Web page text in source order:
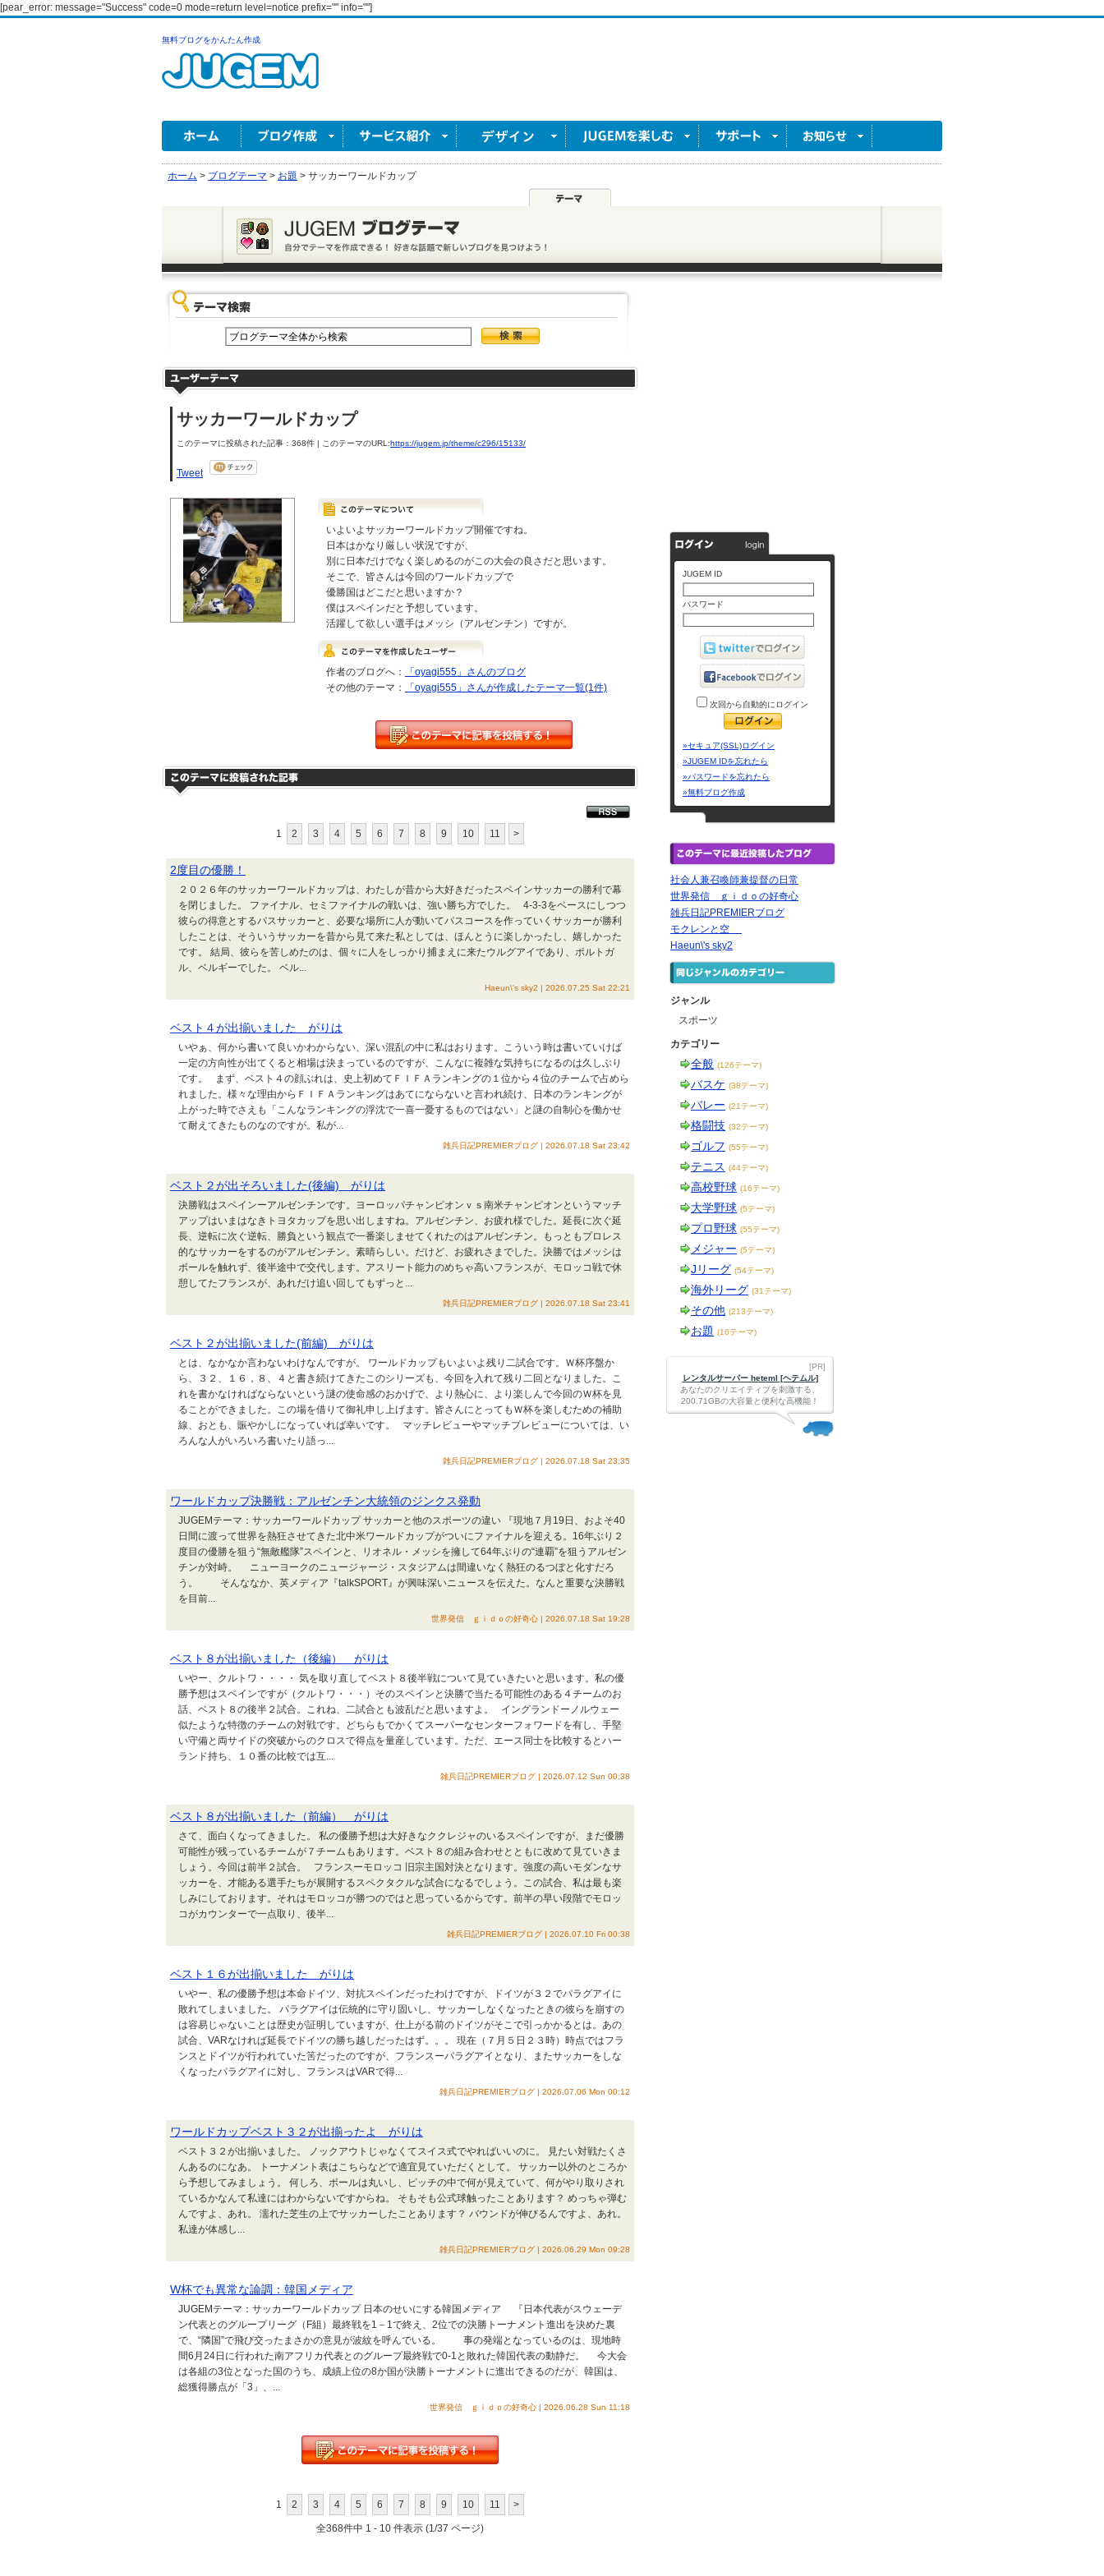
[pear_error: message="Success" code=0 mode=return level=notice prefix="" info=""]
無料ブログをかんたん作成
ホーム > ブログテーマ > お題 > サッカーワールドカップ
サッカーワールドカップ
このテーマに投稿された記事：368件 | このテーマのURL:https://jugem.jp/theme/c296/15133/
Tweet
いよいよサッカーワールドカップ開催ですね。
日本はかなり厳しい状況ですが、
別に日本だけでなく楽しめるのがこの大会の良さだと思います。
そこで、皆さんは今回のワールドカップで
優勝国はどこだと思いますか？
僕はスペインだと予想しています。
活躍して欲しい選手はメッシ（アルゼンチン）ですが。
作者のブログへ：
「oyagi555」さんのブログ
その他のテーマ：
「oyagi555」さんが作成したテーマ一覧(1件)
1 2 3 4 5 6 7 8 9 10 11 >
2度目の優勝！
２０２６年のサッカーワールドカップは、わたしが昔から大好きだったスペインサッカーの勝利で幕
を閉じました。 ファイナル、セミファイナルの戦いは、強い勝ち方でした。 4-3-3をベースにしつつ
彼らの得意とするパスサッカーと、必要な場所に人が動いてパスコースを作っていくサッカーが勝利
したことは、そういうサッカーを昔から見て来た私としては、ほんとうに楽しかったし、嬉しかった
です。 結局、彼らを苦しめたのは、個々に人をしっかり捕まえに来たウルグアイであり、ポルトガ
ル、ベルギーでした。 ベル...
Haeun\'s sky2 | 2026.07.25 Sat 22:21
ベスト４が出揃いました がりは
いやぁ、何から書いて良いかわからない、深い混乱の中に私はおります。こういう時は書いていけば
一定の方向性が出てくると相場は決まっているのですが、こんなに複雑な気持ちになるのは久しぶり
です。 まず、ベスト４の顔ぶれは、史上初めてＦＩＦＡランキングの１位から４位のチームで占めら
れました。様々な理由からＦＩＦＡランキングはあてにならないと言われ続け、日本のランキングが
上がった時でさえも「こんなランキングの浮沈で一喜一憂するものではない」と謎の自制心を働かせ
て耐えてきたものなのですが。私が...
雑兵日記PREMIERブログ | 2026.07.18 Sat 23:42
ベスト２が出そろいました(後編) がりは
決勝戦はスペインーアルゼンチンです。ヨーロッパチャンピオンｖｓ南米チャンピオンというマッチ
アップはいまはなきトヨタカップを思い出しますね。アルゼンチン、お疲れ様でした。延長に次ぐ延
長、逆転に次ぐ逆転、勝負という観点で一番楽しませてくれたのはアルゼンチン。もっともプロレス
的なサッカーをするのがアルゼンチン。素晴らしい。だけど、お疲れさまでした。決勝ではメッシは
ボールを触れず、後半途中で交代します。アスリート能力のめちゃ高いフランスが、モロッコ戦で休
憩してたフランスが、あれだけ追い回してもずっと...
雑兵日記PREMIERブログ | 2026.07.18 Sat 23:41
ベスト２が出揃いました(前編) がりは
とは、なかなか言わないわけなんですが。 ワールドカップもいよいよ残り二試合です。Ｗ杯序盤か
ら、３２、１６，８、４と書き続けてきたこのシリーズも、今回を入れて残り二回となりました。こ
れを書かなければならないという謎の使命感のおかげで、より熱心に、より楽しんで今回のＷ杯を見
ることができました。この場を借りて御礼申し上げます。皆さんにとってもＷ杯を楽しむための補助
線、おとも、賑やかしになっていれば幸いです。 マッチレビューやマッチプレビューについては、い
ろんな人がいろいろ書いたり語っ...
雑兵日記PREMIERブログ | 2026.07.18 Sat 23:35
ワールドカップ決勝戦：アルゼンチン大統領のジンクス発動
JUGEMテーマ：サッカーワールドカップ サッカーと他のスポーツの違い 『現地７月19日、およそ40
日間に渡って世界を熱狂させてきた北中米ワールドカップがついにファイナルを迎える。16年ぶり２
度目の優勝を狙う“無敵艦隊”スペインと、リオネル・メッシを擁して64年ぶりの“連覇”を狙うアルゼン
チンが対峙。 ニューヨークのニュージャージ・スタジアムは間違いなく熱狂のるつぼと化すだろ
う。 そんななか、英メディア『talkSPORT』が興味深いニュースを伝えた。なんと重要な決勝戦
を目前...
世界発信 ｇｉｄｏの好奇心 | 2026.07.18 Sat 19:28
ベスト８が出揃いました（後編） がりは
いやー、クルトワ・・・・ 気を取り直してベスト８後半戦について見ていきたいと思います。私の優
勝予想はスペインですが（クルトワ・・・）そのスペインと決勝で当たる可能性のある４チームのお
話、ベスト８の後半２試合。これね、二試合とも波乱だと思いますよ。 イングランドーノルウェー
似たような特徴のチームの対戦です。どちらもでかくてスーパーなセンターフォワードを有し、手堅
い守備と両サイドの突破からのクロスで得点を量産しています。ただ、エース同士を比較するとハー
ランド持ち、１０番の比較では互...
雑兵日記PREMIERブログ | 2026.07.12 Sun 00:38
ベスト８が出揃いました（前編） がりは
さて、面白くなってきました。 私の優勝予想は大好きなククレジャのいるスペインですが、まだ優勝
可能性が残っているチームが７チームもあります。ベスト８の組み合わせとともに改めて見ていきま
しょう。今回は前半２試合。 フランスーモロッコ 旧宗主国対決となります。強度の高いモダンなサ
ッカーを、才能ある選手たちが展開するスペクタクルな試合になるでしょう。この試合、私は最も楽
しみにしております。それはモロッコが勝つのではと思っているからです。前半の早い段階でモロッ
コがカウンターで一点取り、後半...
雑兵日記PREMIERブログ | 2026.07.10 Fri 00:38
ベスト１６が出揃いました がりは
いやー、私の優勝予想は本命ドイツ、対抗スペインだったわけですが、ドイツが３２でパラグアイに
敗れてしまいました。 パラグアイは伝統的に守り固いし、サッカーしなくなったときの彼らを崩すの
は容易じゃないことは歴史が証明していますが、仕上がる前のドイツがそこで引っかかるとは。あの
試合、VARなければ延長でドイツの勝ち越しだったはず。。。 現在（７月５日２３時）時点ではフラ
ンスとドイツが行われていた筈だったのですが、フランスーパラグアイとなり、またサッカーをしな
くなったパラグアイに対し、フランスはVARで得...
雑兵日記PREMIERブログ | 2026.07.06 Mon 00:12
ワールドカップベスト３２が出揃ったよ がりは
ベスト３２が出揃いました。 ノックアウトじゃなくてスイス式でやればいいのに。 見たい対戦たくさ
んあるのになあ。 トーナメント表はこちらなどで適宜見ていただくとして。 サッカー以外のところか
ら予想してみましょう。 何しろ、ボールは丸いし、ピッチの中で何が見えていて、何がやり取りされ
ているかなんて私達にはわからないですからね。 そもそも公式球触ったことあります？ めっちゃ弾む
んですよ、あれ。 濡れた芝生の上でサッカーしたことあります？ バウンドが伸びるんですよ、あれ。
私達が体感し...
雑兵日記PREMIERブログ | 2026.06.29 Mon 09:28
W杯でも異常な論調：韓国メディア
JUGEMテーマ：サッカーワールドカップ 日本のせいにする韓国メディア 『日本代表がスウェーデ
ン代表とのグループリーグ（F組）最終戦を1－1で終え、2位での決勝トーナメント進出を決めた裏
で、“隣国”で飛び交ったまさかの意見が波紋を呼んでいる。 事の発端となっているのは、現地時
間6月24日に行われた南アフリカ代表とのグループ最終戦で0-1と敗れた韓国代表の動静だ。 今大会
は各組の3位となった国のうち、成績上位の8か国が決勝トーナメントに進出できるのだが、韓国は、
総獲得勝点が「3」、...
世界発信 ｇｉｄｏの好奇心 | 2026.06.28 Sun 11:18
1 2 3 4 5 6 7 8 9 10 11 >
全368件中 1 - 10 件表示 (1/37 ページ)
JUGEM ID
パスワード
次回から自動的にログイン
»セキュア(SSL)ログイン
»JUGEM IDを忘れたら
»パスワードを忘れたら
»無料ブログ作成
社会人兼召喚師兼提督の日常
世界発信 ｇｉｄｏの好奇心
雑兵日記PREMIERブログ
モクレンと空
Haeun\'s sky2
ジャンル
スポーツ
カテゴリー
全般 (126テーマ)
バスケ (38テーマ)
バレー (21テーマ)
格闘技 (32テーマ)
ゴルフ (55テーマ)
テニス (44テーマ)
高校野球 (16テーマ)
大学野球 (5テーマ)
プロ野球 (55テーマ)
メジャー (5テーマ)
Jリーグ (54テーマ)
海外リーグ (31テーマ)
その他 (213テーマ)
お題 (16テーマ)
[PR]
レンタルサーバー heteml [ヘテムル]
あなたのクリエイティブを刺激する、
200.71GBの大容量と便利な高機能！